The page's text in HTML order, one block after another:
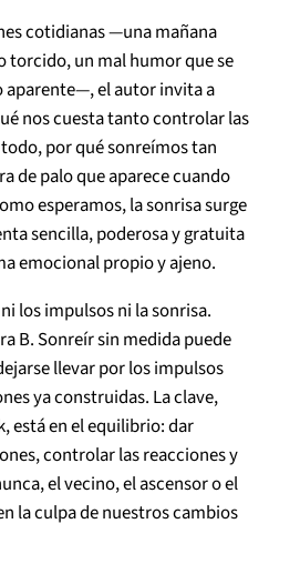
cotidianas —una mañana
torcido, un mal humor que se
el autor invita a
nos cuesta tanto controlar las
por qué sonreímos tan
de palo que aparece cuando
esperamos, la sonrisa surge
sencilla, poderosa y gratuita
emocional propio y ajeno.
los impulsos ni la sonrisa.
B. Sonreír sin medida puede
llevar por los impulsos
ya construidas. La clave,
está en el equilibrio: dar
controlar las reacciones y
el vecino, el ascensor o el
la culpa de nuestros cambios